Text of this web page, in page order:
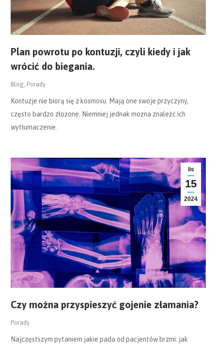
Plan powrotu po kontuzji, czyli kiedy i jak
wrócić do biegania.
Blog, Porady
Kontuzje nie biorą się z kosmosu. Mają one swoje przyczyny,
często bardzo złożone. Niemniej jednak można znaleźć ich
wytłumaczenie.
lis
15
2024
Czy można przyspieszyć gojenie złamania?
Porady
Najczęstszym pytaniem jakie pada od pacjentów brzmi: jak